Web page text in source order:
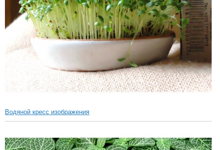
Водяной кресс изображения